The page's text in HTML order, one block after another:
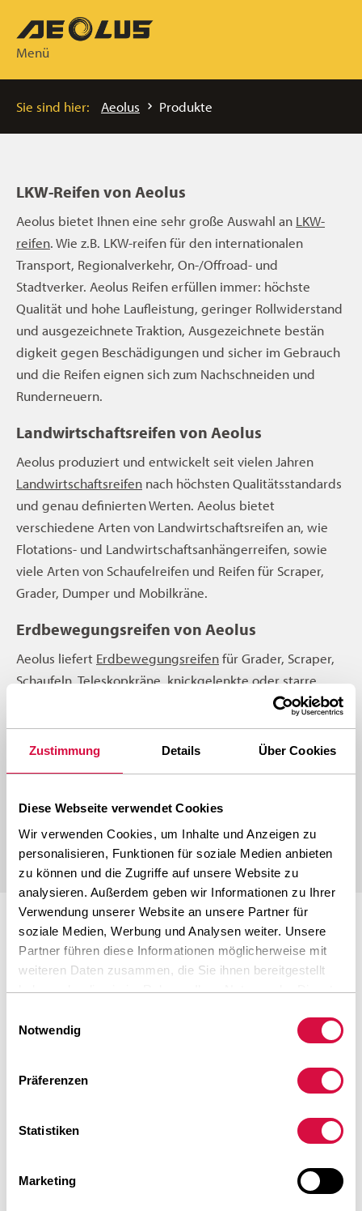
Zustimmung Details Über Cookies
Diese Webseite verwendet Cookies
Wir verwenden Cookies, um Inhalte und Anzeigen zu
personalisieren, Funktionen für soziale Medien anbieten
zu können und die Zugriffe auf unsere Website zu
analysieren. Außerdem geben wir Informationen zu Ihrer
Verwendung unserer Website an unsere Partner für
soziale Medien, Werbung und Analysen weiter. Unsere
Partner führen diese Informationen möglicherweise mit
weiteren Daten zusammen, die Sie ihnen bereitgestellt
haben oder die sie im Rahmen Ihrer Nutzung der Dienste
Notwendig
Präferenzen
Statistiken
Marketing
Menü
Sie sind hier: Aeolus Produkte
LKW-Reifen von Aeolus
Aeolus bietet Ihnen eine sehr große Auswahl an LKW-
reifen. Wie z.B. LKW-reifen für den internationalen
Transport, Regionalverkehr, On-/Offroad- und
Stadtverker. Aeolus Reifen erfüllen immer: höchste
Qualität und hohe Laufleistung, geringer Rollwiderstand
und ausgezeichnete Traktion, Ausgezeichnete bestän
digkeit gegen Beschädigungen und sicher im Gebrauch
und die Reifen eignen sich zum Nachschneiden und
Runderneuern.
Landwirtschaftsreifen von Aeolus
Aeolus produziert und entwickelt seit vielen Jahren
Landwirtschaftsreifen nach höchsten Qualitätsstandards
und genau definierten Werten. Aeolus bietet
verschiedene Arten von Landwirtschaftsreifen an, wie
Flotations- und Landwirtschaftsanhängerreifen, sowie
viele Arten von Schaufelreifen und Reifen für Scraper,
Grader, Dumper und Mobilkräne.
Erdbewegungsreifen von Aeolus
Aeolus liefert Erdbewegungsreifenfür Grader, Scraper,
Schaufeln, Teleskopkräne, knickgelenkte oder starre
Dumper. Ein Aeolus-Erdbewegungsband ist immer
verschleißfest. Bei Aeolus finden Sie
ein ausgezeichnetes Preis-Leistungs-Verhältnis
verlassen.
ZUVERLÄSSIGE QUALITÄT
BREITES SORTIMENT